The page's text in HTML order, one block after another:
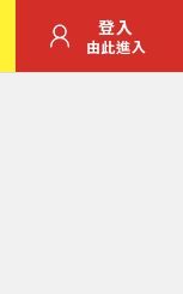
登入
由此進入